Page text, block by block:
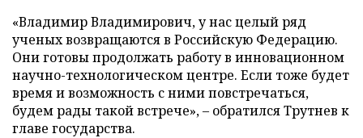
«Владимир Владимирович, у нас целый ряд
ученых возвращаются в Российскую Федерацию.
Они готовы продолжать работу в инновационном
научно-технологическом центре. Если тоже будет
время и возможность с ними повстречаться,
будем рады такой встрече», – обратился Трутнев к
главе государства.